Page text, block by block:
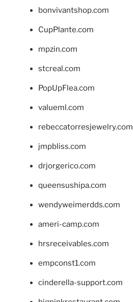
bonvivantshop.com
CupPlante.com
mpzin.com
stcreal.com
PopUpFlea.com
valueml.com
rebeccatorresjewelry.com
jmpbliss.com
drjorgerico.com
queensushipa.com
wendyweimerdds.com
ameri-camp.com
hrsreceivables.com
empconst1.com
cinderella-support.com